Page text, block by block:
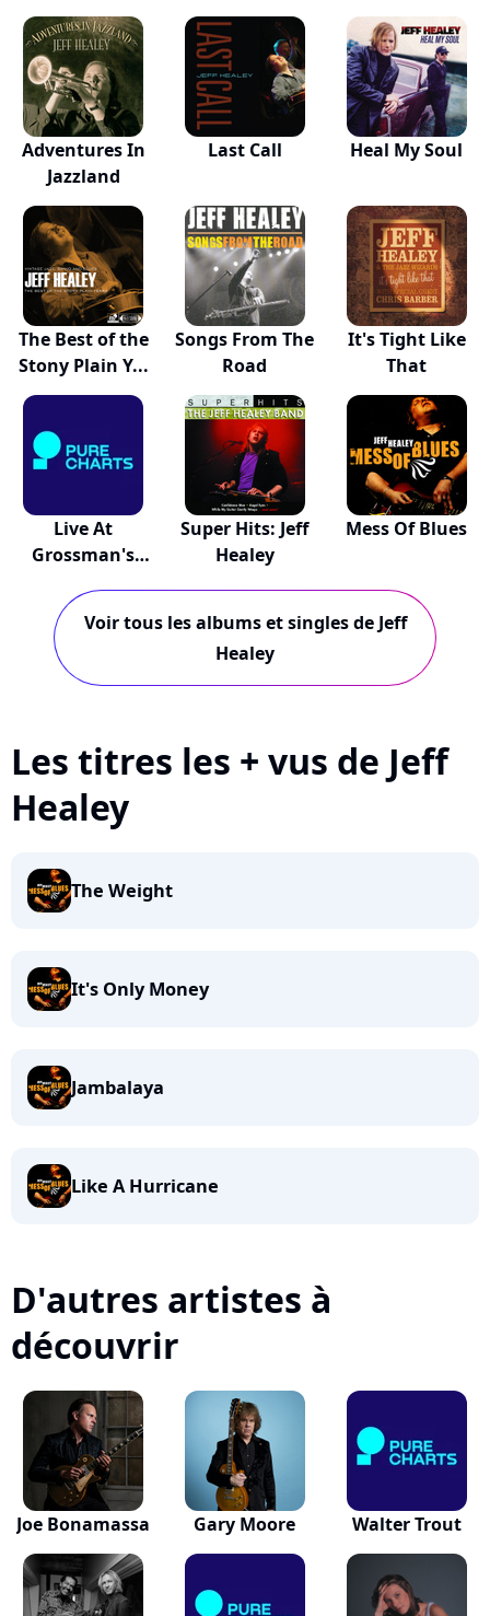
Adventures In
Jazzland
Last Call Heal My Soul
The Best of the
Stony Plain Y...
Songs From The
Road
It's Tight Like
That
Live At
Grossman's
Super Hits: Jeff
Healey
Mess Of Blues
Voir tous les albums et singles de Jeff
Healey
Les titres les + vus de Jeff
Healey
The Weight
It's Only Money
Jambalaya
Like A Hurricane
D'autres artistes à
découvrir
Joe Bonamassa Gary Moore Walter Trout